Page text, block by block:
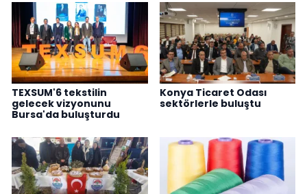
TEXSUM'6 tekstilin
gelecek vizyonunu
Bursa'da buluşturdu
Konya Ticaret Odası
sektörlerle buluştu